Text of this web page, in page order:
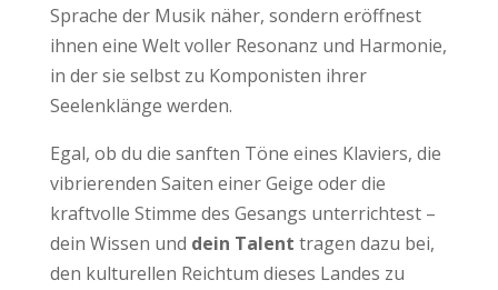
Sprache der Musik näher, sondern eröffnest
ihnen eine Welt voller Resonanz und Harmonie,
in der sie selbst zu Komponisten ihrer
Seelenklänge werden.
Egal, ob du die sanften Töne eines Klaviers, die
vibrierenden Saiten einer Geige oder die
kraftvolle Stimme des Gesangs unterrichtest –
dein Wissen und dein Talent tragen dazu bei,
den kulturellen Reichtum dieses Landes zu